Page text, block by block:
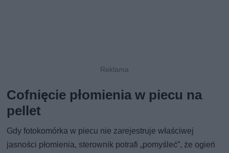
Cofnięcie płomienia w piecu na
pellet
Gdy fotokomórka w piecu nie zarejestruje właściwej
jasności płomienia, sterownik potrafi „pomyśleć”, że ogień